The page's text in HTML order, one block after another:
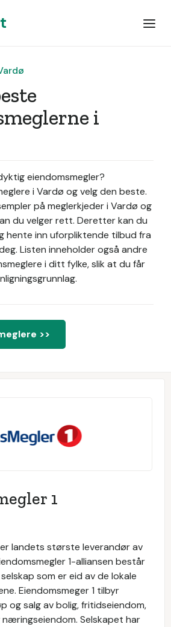
i
eiendomsmegler?
i Vardø og velg den beste.
på meglerkjeder i Vardø og
du velger rett. Deretter kan du
hente inn uforpliktende tilbud fra
Listen inneholder også andre
i ditt fylke, slik at du får
>>
1
er landets største leverandør av
1-alliansen består
som er eid av de lokale
Eiendomsmeger 1 tilbyr
og salg av bolig, fritidseiendom,
Selskapet har